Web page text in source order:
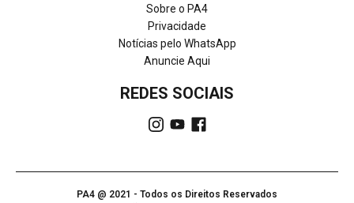
Sobre o PA4
Privacidade
Notícias pelo WhatsApp
Anuncie Aqui
REDES SOCIAIS
PA4 @ 2021 - Todos os Direitos Reservados